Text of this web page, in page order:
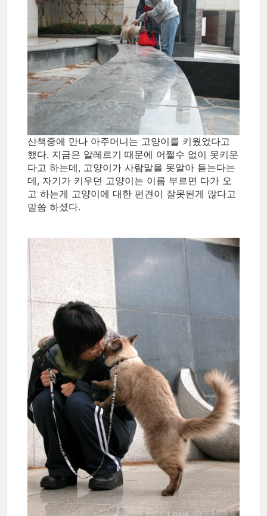
산책중에 만나 아주머니는 고양이를 키웠었다고
했다. 지금은 알레르기 때문에 어쩔수 없이 못키운
다고 하는데, 고양이가 사람말을 못알아 듣는다는
데, 자기가 키우던 고양이는 이름 부르면 다가 오
고 하는게 고양이에 대한 편견이 잘못된게 많다고
말씀 하셨다.